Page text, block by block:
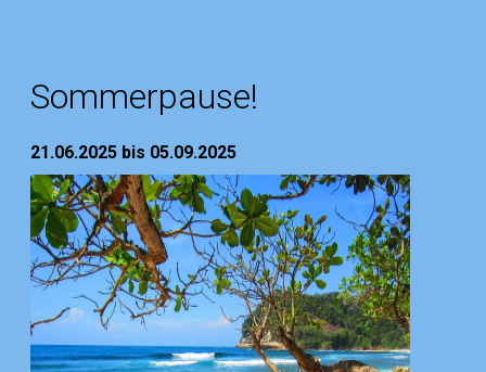
Sommerpause!
21.06.2025 bis 05.09.2025